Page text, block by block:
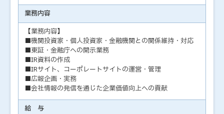
業務内容
【業務内容】
■機関投資家・個人投資家・金融機関との関係維持・対応
■東証・金融庁への開示業務
■IR資料の作成
■IRサイト、コーポレートサイトの運営・管理
■広報企画・実務
■会社情報の発信を通じた企業価値向上への貢献
給 与